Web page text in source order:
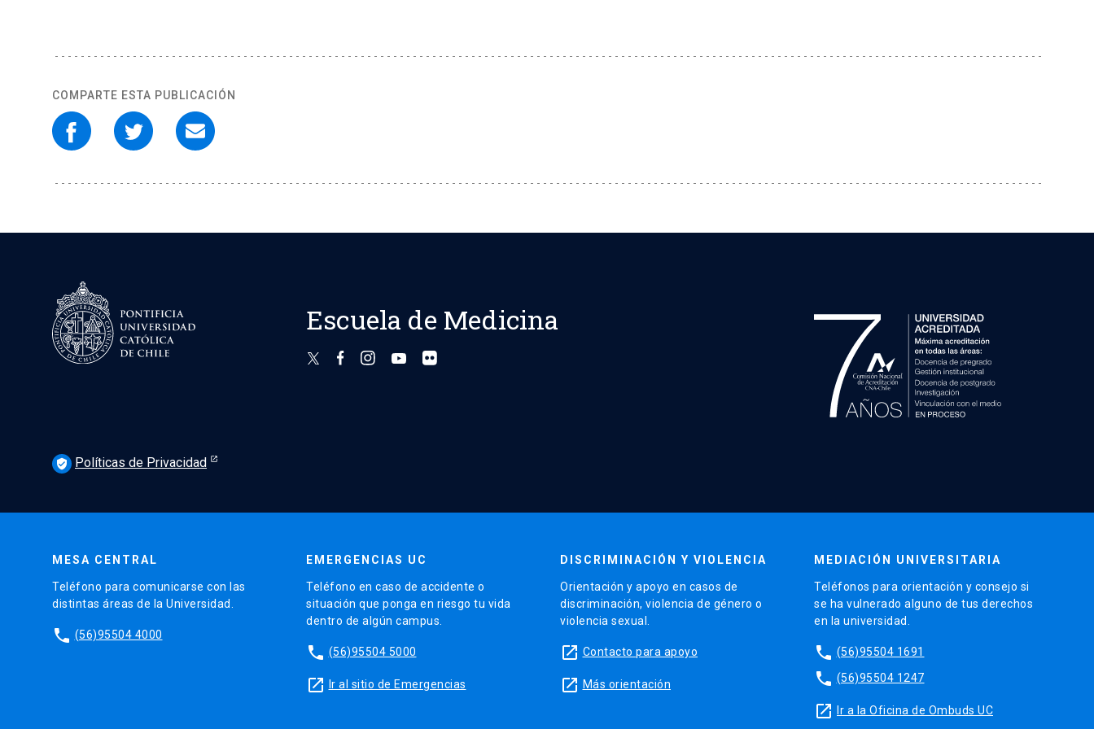
COMPARTE ESTA PUBLICACIÓN
Escuela de Medicina
verified_user Políticas de Privacidad
MESA CENTRAL
Teléfono para comunicarse con las
distintas áreas de la Universidad.
phone (56)95504 4000
EMERGENCIAS UC
Teléfono en caso de accidente o
situación que ponga en riesgo tu vida
dentro de algún campus.
phone (56)95504 5000
launch Ir al sitio de Emergencias
DISCRIMINACIÓN Y VIOLENCIA
Orientación y apoyo en casos de
discriminación, violencia de género o
violencia sexual.
launch Contacto para apoyo
launch Más orientación
MEDIACIÓN UNIVERSITARIA
Teléfonos para orientación y consejo si
se ha vulnerado alguno de tus derechos
en la universidad.
phone (56)95504 1691
phone (56)95504 1247
launch Ir a la Oficina de Ombuds UC